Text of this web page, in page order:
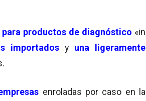
productos de diagnóstico «in
importados y una ligeramente
enroladas por caso en la